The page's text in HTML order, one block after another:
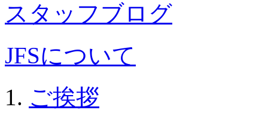
スタッフブログ
JFSについて
ご挨拶